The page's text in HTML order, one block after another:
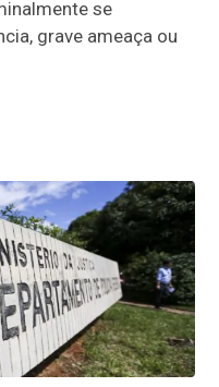
se
grave ameaça ou